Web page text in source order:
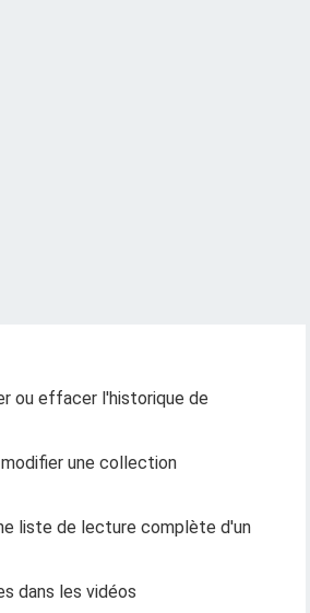
ou effacer l'historique de
une collection
liste de lecture complète d'un
dans les vidéos